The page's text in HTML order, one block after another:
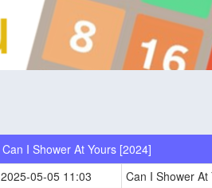
Can I Shower At Yours [2024]
2025-05-05 11:03
Can I Shower At